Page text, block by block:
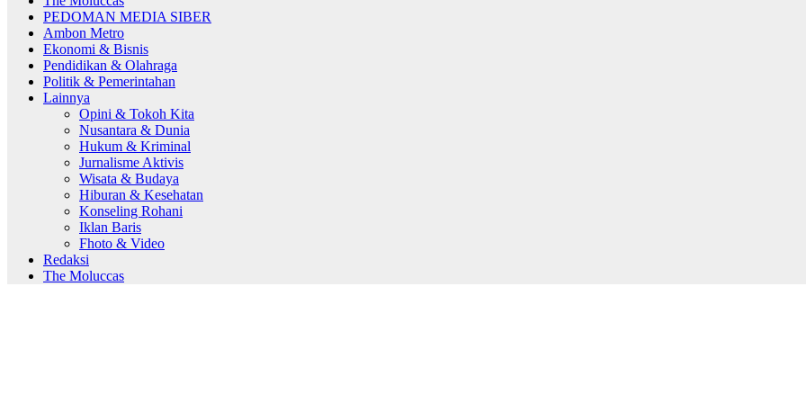
PEDOMAN MEDIA SIBER
Ambon Metro
Ekonomi & Bisnis
Pendidikan & Olahraga
Politik & Pemerintahan
Lainnya
Opini & Tokoh Kita
Nusantara & Dunia
Hukum & Kriminal
Jurnalisme Aktivis
Wisata & Budaya
Hiburan & Kesehatan
Konseling Rohani
Iklan Baris
Fhoto & Video
Redaksi
The Moluccas